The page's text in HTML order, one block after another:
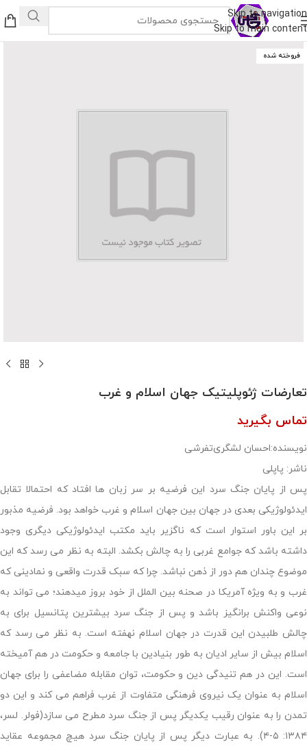
Skip to navigation
Skip to main content
فروخته شده
تعارضات ژئوپلیتیک جهان اسلام و غرب
تماس بگیرید
نویسنده:احسان لشگری‌تفرشی
ناشر: پاپلی
پس از پایان جنگ سرد این فرضیه بر سر زبان ها افتاد که احتمالا تقابل
ایدئولوژیکی بعدی در جهان بین جهان اسلام و غرب خواهد بود. فرضيه مذبور
بر این باور استوار است که ناگزیر باید مکتب ایدئولوژیکی دیگری وجود
داشته باشد که جوامع غربی را به چالش بکشد. البته به نظر می رسد که این
موضوع چندان هم دور از ذهن نباشد. چرا که سبک قدرت واقعی و نمادینی که
غرب و به ویژه آمریکا در صحنه بین الملل از خود بروز میدهند؛ می تواند به
نوعی واکنش برانگیز باشد و پس از جنگ سرد بیشترین پتانسیل برای به
چالش طلبیدن این قدرت در جهان اسلام نهفته است. به نظر می رسد که
اسلام بیش از سایر ادیان به طور بنیادین با جامعه و حکومت در هم آمیخته
است. این در هم تنیدگی دین و حکومت، توان مقابله مضاعفی را برای جهان
اسلام به عنوان یک نیروی فرهنگی متفاوت از غرب فراهم می کند و این دو
تمدن را به عنوان رقیب یکدیگر پس از جنگ سرد مطرح می سازد(فولر. لسر،
۱۳۸۴: ۵-۴). به عبارت دیگر پس از پایان جنگ سرد هیچ مجموعه عقاید